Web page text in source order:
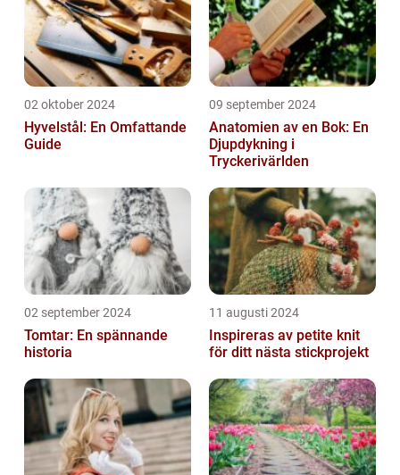
02 oktober 2024
Hyvelstål: En Omfattande
Guide
09 september 2024
Anatomien av en Bok: En
Djupdykning i
Tryckerivärlden
02 september 2024
Tomtar: En spännande
historia
11 augusti 2024
Inspireras av petite knit
för ditt nästa stickprojekt